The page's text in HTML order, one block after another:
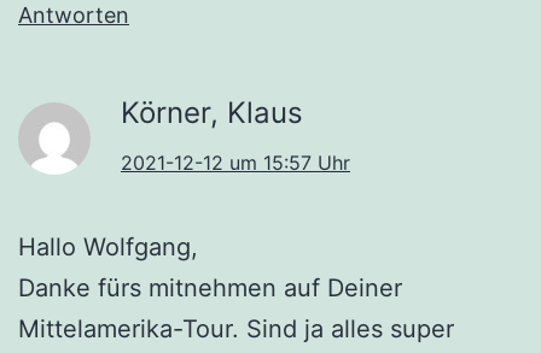
Antworten
Körner, Klaus
2021-12-12 um 15:57 Uhr
Hallo Wolfgang,
Danke fürs mitnehmen auf Deiner
Mittelamerika-Tour. Sind ja alles super